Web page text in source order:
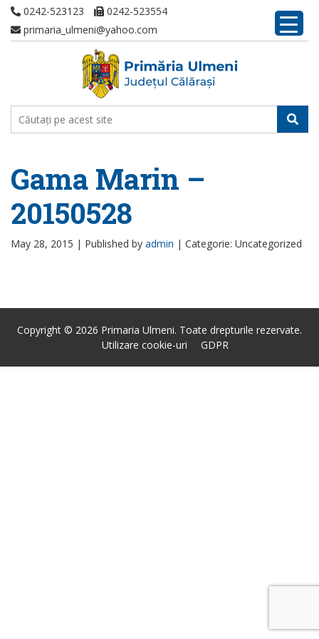
0242-523123
0242-523554
primaria_ulmeni@yahoo.com
Gama Marin –
20150528
May 28, 2015 | Published by admin | Categorie: Uncategorized
Copyright © 2026 Primaria Ulmeni. Toate drepturile rezervate.
Utilizare cookie-uri
GDPR